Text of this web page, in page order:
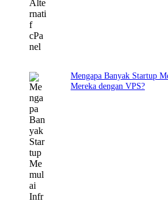
Mengapa Banyak Startup
Mereka dengan VPS?